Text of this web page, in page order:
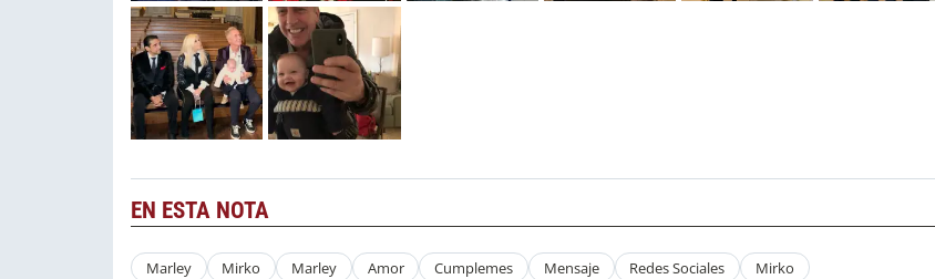
EN ESTA NOTA
Marley Mirko Marley Amor Cumplemes Mensaje Redes Sociales Mirko